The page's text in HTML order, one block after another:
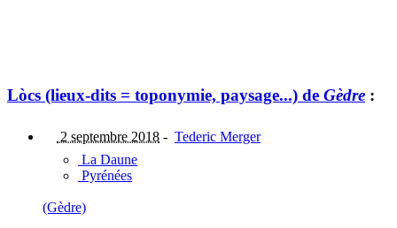
Lòcs (lieux-dits = toponymie, paysage...) de Gèdre :
2 septembre 2018 - Tederic Merger
La Daune
Pyrénées
(Gèdre)